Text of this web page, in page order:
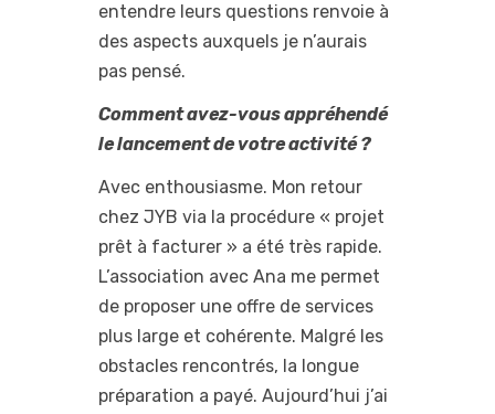
entendre leurs questions renvoie à
des aspects auxquels je n’aurais
pas pensé.
Comment avez-vous appréhendé
le lancement de votre activité ?
Avec enthousiasme. Mon retour
chez JYB via la procédure « projet
prêt à facturer » a été très rapide.
L’association avec Ana me permet
de proposer une offre de services
plus large et cohérente. Malgré les
obstacles rencontrés, la longue
préparation a payé. Aujourd’hui j’ai